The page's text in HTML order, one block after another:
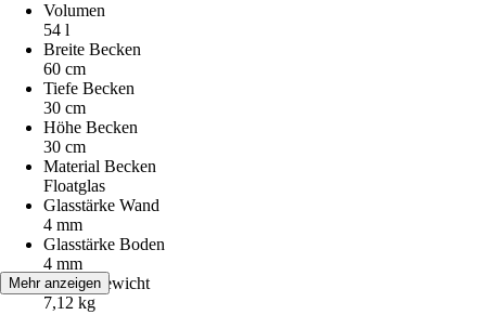
Volumen
54 l
Breite Becken
60 cm
Tiefe Becken
30 cm
Höhe Becken
30 cm
Material Becken
Floatglas
Glasstärke Wand
4 mm
Glasstärke Boden
4 mm
Gesamtgewicht
7,12 kg
Mehr anzeigen